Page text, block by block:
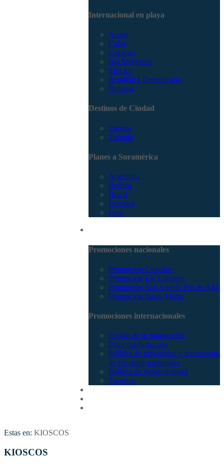
Internacional en playa
Aruba
Cuba
Curacao
Isla Margarita
México
República Dominicana
Panamá
Destinos de Ciudad
Europa
Turquía
Planes a Suramérica
Argentina
Bolivia
Brasil
Ecuador
Perú
Promociones nacionales
Promocion Coveñas
Promoción Eje Cafetero
Promoción San Andrés Fin de Año
Promoción Santa Marta
Promociones internacionales
Estado de tu transacción
Pago confirmación
Política de privacidad y tratamiento
de los datos personales
Política de Sostenibilidad
Tiquetes
Estas en: KIOSCOS
KIOSCOS